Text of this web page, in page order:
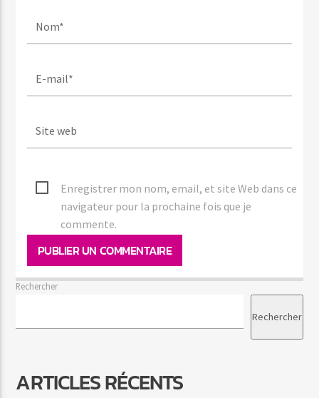
Enregistrer mon nom, email, et site Web dans ce
navigateur pour la prochaine fois que je
commente.
Rechercher
Rechercher
ARTICLES RÉCENTS